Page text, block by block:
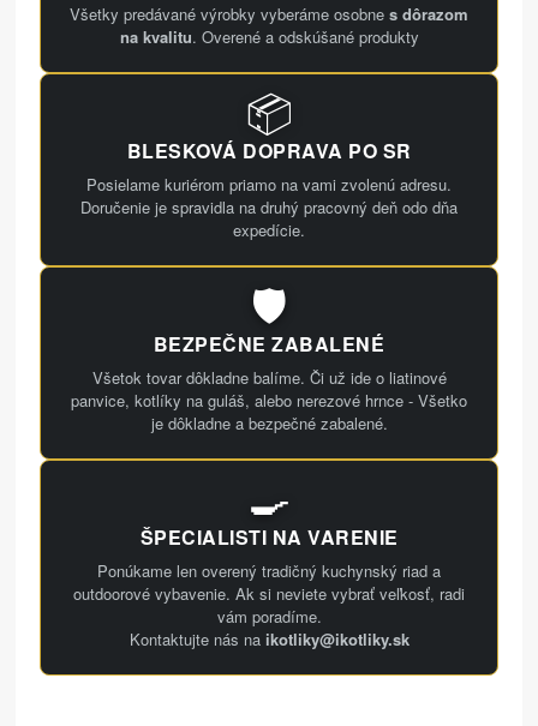
Všetky predávané výrobky vyberáme osobne s dôrazom
na kvalitu. Overené a odskúšané produkty
📦
BLESKOVÁ DOPRAVA PO SR
Posielame kuriérom priamo na vami zvolenú adresu.
Doručenie je spravidla na druhý pracovný deň odo dňa
expedície.
🛡️
BEZPEČNE ZABALENÉ
Všetok tovar dôkladne balíme. Či už ide o liatinové
panvice, kotlíky na guláš, alebo nerezové hrnce - Všetko
je dôkladne a bezpečné zabalené.
🍳
ŠPECIALISTI NA VARENIE
Ponúkame len overený tradičný kuchynský riad a
outdoorové vybavenie. Ak si neviete vybrať veľkosť, radi
vám poradíme.
Kontaktujte nás na ikotliky@ikotliky.sk